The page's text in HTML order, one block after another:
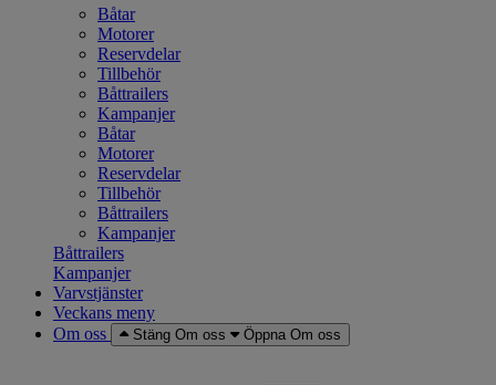
Båtar
Motorer
Reservdelar
Tillbehör
Båttrailers
Kampanjer
Båtar
Motorer
Reservdelar
Tillbehör
Båttrailers
Kampanjer
Båttrailers
Kampanjer
Varvstjänster
Veckans meny
Om oss
Stäng Om oss Öppna Om oss